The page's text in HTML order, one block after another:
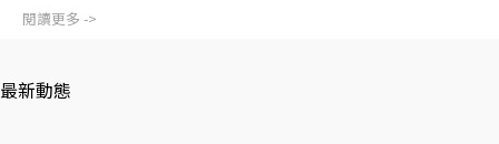
閱讀更多 ->
最新動態